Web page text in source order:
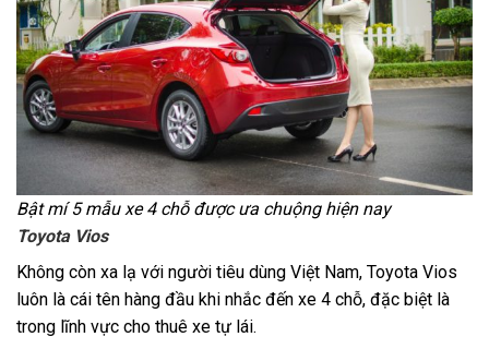
Bật mí 5 mẫu xe 4 chỗ được ưa chuộng hiện nay
Toyota Vios
Không còn xa lạ với người tiêu dùng Việt Nam, Toyota Vios
luôn là cái tên hàng đầu khi nhắc đến xe 4 chỗ, đặc biệt là
trong lĩnh vực cho thuê xe tự lái.